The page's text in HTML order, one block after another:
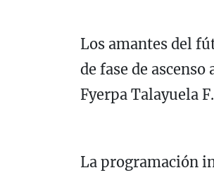
Los amantes del
de fase de
Fyerpa Talayuela
La programación